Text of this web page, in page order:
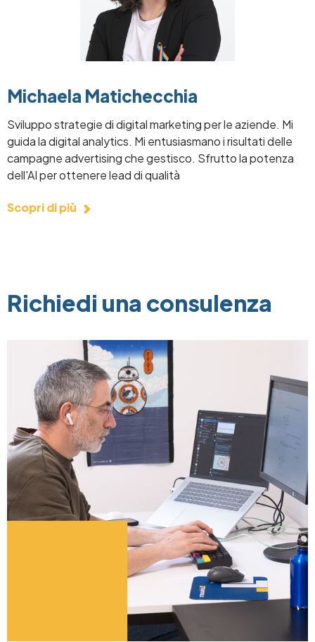
Michaela Matichecchia
Sviluppo strategie di digital marketing per le aziende. Mi
guida la digital analytics. Mi entusiasmano i risultati delle
campagne advertising che gestisco. Sfrutto la potenza
dell'AI per ottenere lead di qualità
Scopri di più
Richiedi una consulenza